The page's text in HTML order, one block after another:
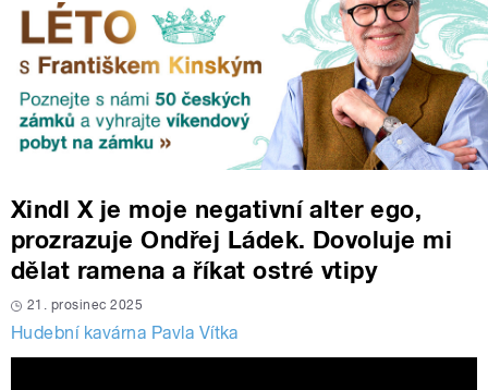
Xindl X je moje negativní alter ego,
prozrazuje Ondřej Ládek. Dovoluje mi
dělat ramena a říkat ostré vtipy
21. prosinec 2025
Hudební kavárna Pavla Vítka